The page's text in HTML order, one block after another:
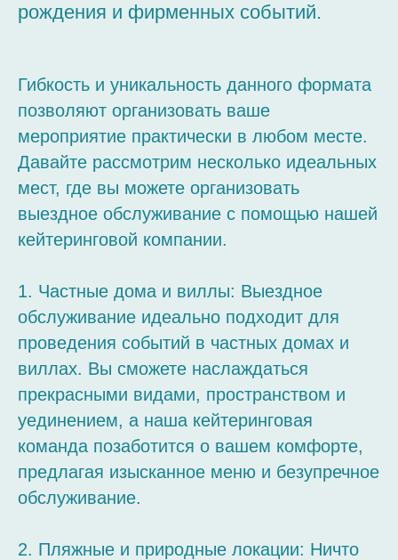
рождения и фирменных событий.
Гибкость и уникальность данного формата
позволяют организовать ваше
мероприятие практически в любом месте.
Давайте рассмотрим несколько идеальных
мест, где вы можете организовать
выездное обслуживание с помощью нашей
кейтеринговой компании.
1. Частные дома и виллы: Выездное
обслуживание идеально подходит для
проведения событий в частных домах и
виллах. Вы сможете наслаждаться
прекрасными видами, пространством и
уединением, а наша кейтеринговая
команда позаботится о вашем комфорте,
предлагая изысканное меню и безупречное
обслуживание.
2. Пляжные и природные локации: Ничто